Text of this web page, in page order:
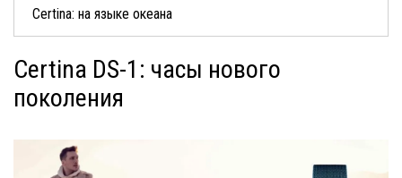
Certina: на языке океана
Certina DS-1: часы нового
поколения